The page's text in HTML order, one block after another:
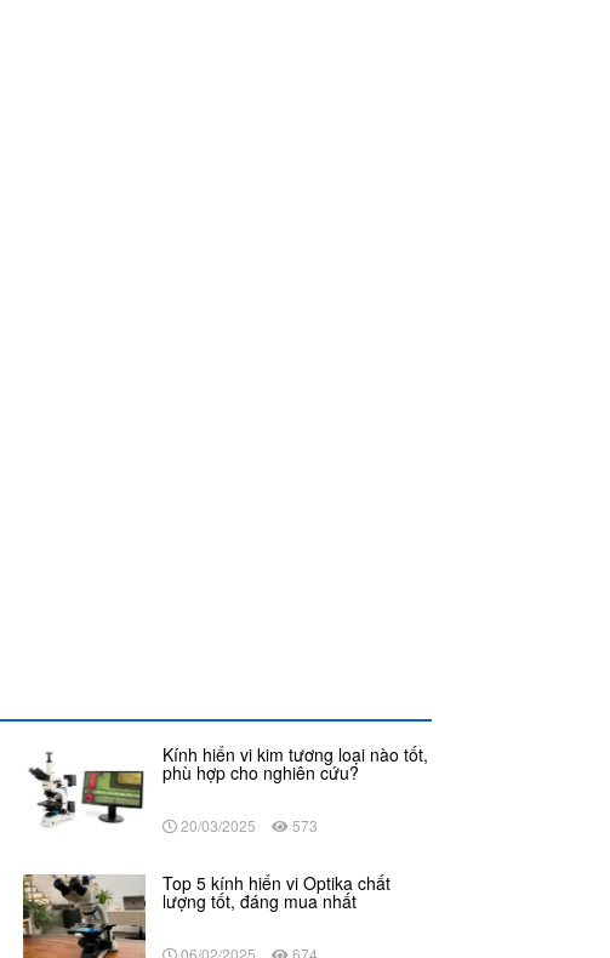
Kính hiển vi kim tương loại nào tốt,
phù hợp cho nghiên cứu?
20/03/2025 573
Top 5 kính hiển vi Optika chất
lượng tốt, đáng mua nhất
06/02/2025 674